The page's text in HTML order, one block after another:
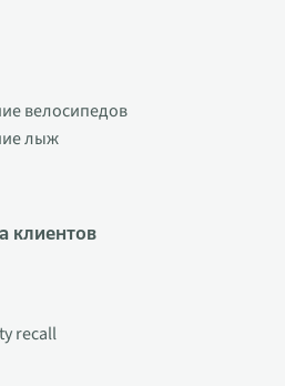
велосипедов
лыж
клиентов
recall